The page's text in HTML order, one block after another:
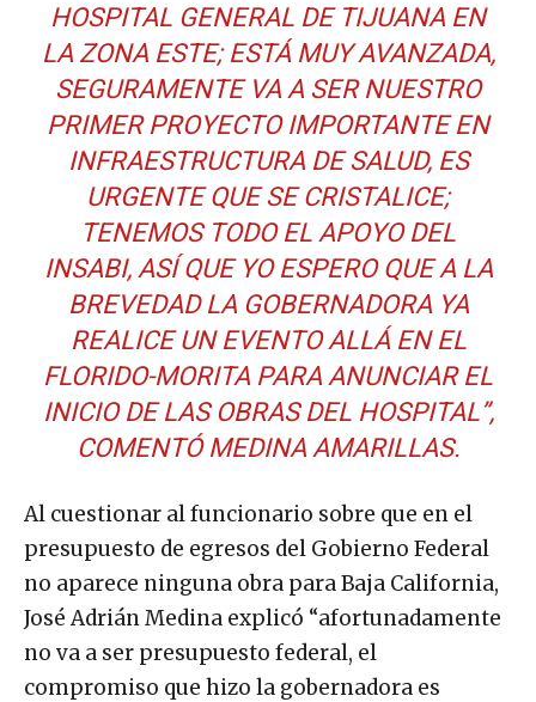
HOSPITAL GENERAL DE TIJUANA EN
LA ZONA ESTE; ESTÁ MUY AVANZADA,
SEGURAMENTE VA A SER NUESTRO
PRIMER PROYECTO IMPORTANTE EN
INFRAESTRUCTURA DE SALUD, ES
URGENTE QUE SE CRISTALICE;
TENEMOS TODO EL APOYO DEL
INSABI, ASÍ QUE YO ESPERO QUE A LA
BREVEDAD LA GOBERNADORA YA
REALICE UN EVENTO ALLÁ EN EL
FLORIDO-MORITA PARA ANUNCIAR EL
INICIO DE LAS OBRAS DEL HOSPITAL”,
COMENTÓ MEDINA AMARILLAS.
Al cuestionar al funcionario sobre que en el
presupuesto de egresos del Gobierno Federal
no aparece ninguna obra para Baja California,
José Adrián Medina explicó “afortunadamente
no va a ser presupuesto federal, el
compromiso que hizo la gobernadora es